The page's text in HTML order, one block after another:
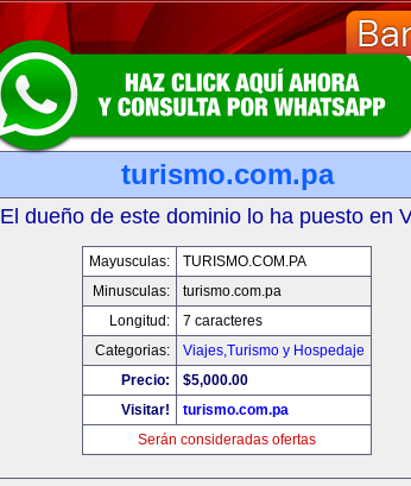
turismo.com.pa
El dueño de este dominio lo ha puesto en
Mayusculas:
TURISMO.COM.PA
Minusculas:
turismo.com.pa
Longitud:
7 caracteres
Categorias:
Viajes,Turismo y Hospedaje
Precio:
$5,000.00
Visitar!
turismo.com.pa
Serán consideradas ofertas